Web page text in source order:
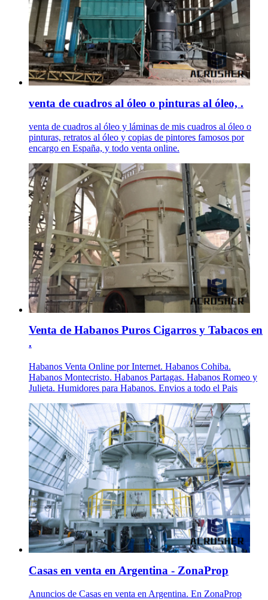
venta de cuadros al óleo o pinturas al óleo, .
venta de cuadros al óleo y láminas de mis cuadros al óleo o
pinturas, retratos al óleo y copias de pintores famosos por
encargo en España, y todo venta online.
Venta de Habanos Puros Cigarros y Tabacos en
.
Habanos Venta Online por Internet. Habanos Cohiba.
Habanos Montecristo. Habanos Partagas. Habanos Romeo y
Julieta. Humidores para Habanos. Envios a todo el Pais
Casas en venta en Argentina - ZonaProp
Anuncios de Casas en venta en Argentina. En ZonaProp